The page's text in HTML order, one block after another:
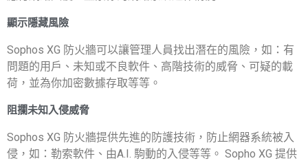
顯示隱藏風險
Sophos XG 防火牆可以讓管理人員找出潛在的風險，如：有
問題的用戶、未知或不良軟件、高階技術的威脅、可疑的載
荷，並為你加密數據存取等等。
阻攔未知入侵威脅
Sophos XG 防火牆提供先進的防護技術，防止網器系統被入
侵，如：勒索軟件、由A.I. 駒動的入侵等等。 Sopho XG 提供